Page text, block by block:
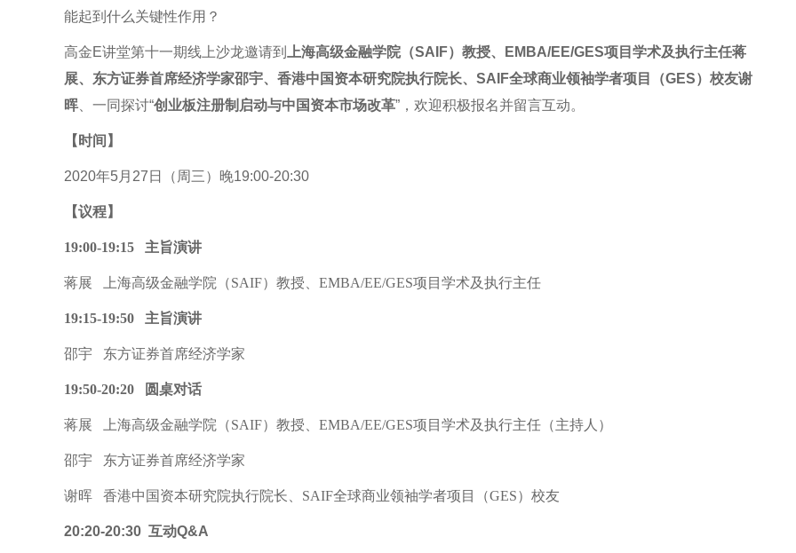
能起到什么关键性作用？
高金E讲堂第十一期线上沙龙邀请到
上海高级金融学院（SAIF）教授、EMBA/EE/GES项目学术及执行主任蒋
展、东方证券首席经济学家邵宇、香港中国资本研究院执行院长、SAIF全球商业领袖学者项目（GES）校友谢
晖、一同探讨“创业板注册制启动与中国资本市场改革”，欢迎积极报名并留言互动。
【时间】
2020年5月27日（周三）晚19:00-20:30
【议程】
19:00-19:15 主旨演讲
蒋展 上海高级金融学院（SAIF）教授、EMBA/EE/GES项目学术及执行主任
19:15-19:50 主旨演讲
邵宇 东方证券首席经济学家
19:50-20:20 圆桌对话
蒋展 上海高级金融学院（SAIF）教授、EMBA/EE/GES项目学术及执行主任（主持人）
邵宇 东方证券首席经济学家
谢晖 香港中国资本研究院执行院长、SAIF全球商业领袖学者项目（GES）校友
20:20-20:30 互动Q&A